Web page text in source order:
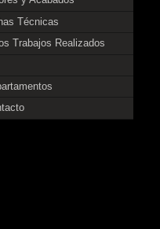
Técnicas
Trabajos Realizados